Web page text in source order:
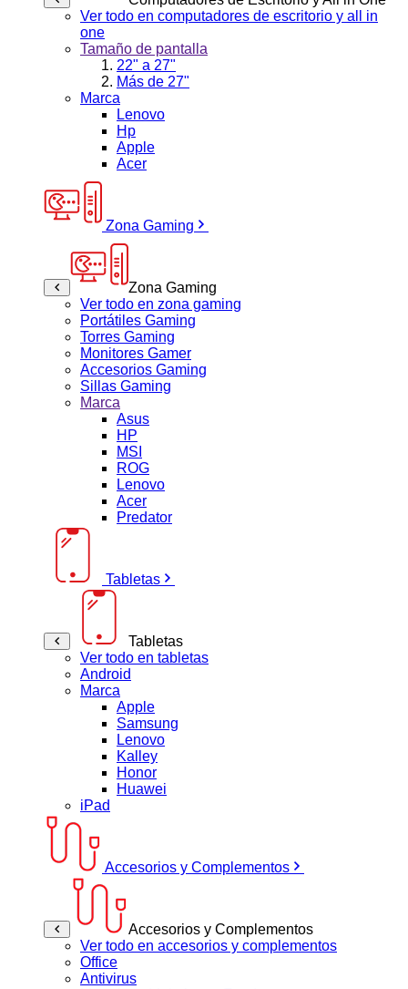
Ver todo en computadores de escritorio y all in
one
Tamaño de pantalla
22" a 27"
Más de 27"
Marca
Lenovo
Hp
Apple
Acer
Zona Gaming
Zona Gaming
Ver todo en zona gaming
Portátiles Gaming
Torres Gaming
Monitores Gamer
Accesorios Gaming
Sillas Gaming
Marca
Asus
HP
MSI
ROG
Lenovo
Acer
Predator
Tabletas
Tabletas
Ver todo en tabletas
Android
Marca
Apple
Samsung
Lenovo
Kalley
Honor
Huawei
iPad
Accesorios y Complementos
Accesorios y Complementos
Ver todo en accesorios y complementos
Office
Antivirus